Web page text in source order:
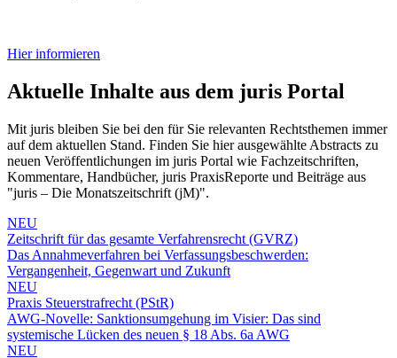
Hier informieren
Aktuelle Inhalte aus dem juris Portal
Mit juris bleiben Sie bei den für Sie relevanten Rechtsthemen immer
auf dem aktuellen Stand. Finden Sie hier ausgewählte Abstracts zu
neuen Veröffentlichungen im juris Portal wie Fachzeitschriften,
Kommentare, Handbücher, juris PraxisReporte und Beiträge aus
"juris – Die Monatszeitschrift (jM)".
NEU
Zeitschrift für das gesamte Verfahrensrecht (GVRZ)
Das Annahmeverfahren bei Verfassungsbeschwerden:
Vergangenheit, Gegenwart und Zukunft
NEU
Praxis Steuerstrafrecht (PStR)
AWG-Novelle: Sanktionsumgehung im Visier: Das sind
systemische Lücken des neuen § 18 Abs. 6a AWG
NEU